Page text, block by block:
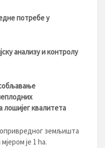
потребе у
анализу и контролу
квалитета
земљишта
је 1 hа.